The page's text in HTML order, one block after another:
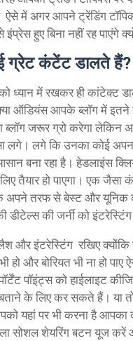
ऐसे में अगर आपने ट्रेंडिंग
हुए बिना नहीं रह पाएंगे
ग्रेट कंटेंट डालते हैं?
ध्यान में रखकर ही कांटेक्ट
ऑडियंस आपके ब्लॉग में इतने
ब्लॉग जरूर ग्रो करेगा लेकिन
लगे कि उनका कोई अपना
बना रहा है। हेडलाइंस
तैयार हो पाएगा। एक
तरफ से बेस्ट और यूनिक
की जर्नी को
इंटरेस्टिंग रखिए क्योंकि
हो और बोरियत भी ना हो
पॉइंट्स को हाईलाइट
के लिए कर सकते हैं। या
यहां पर भी करना है
सोशल शेयरिंग बटन यूज